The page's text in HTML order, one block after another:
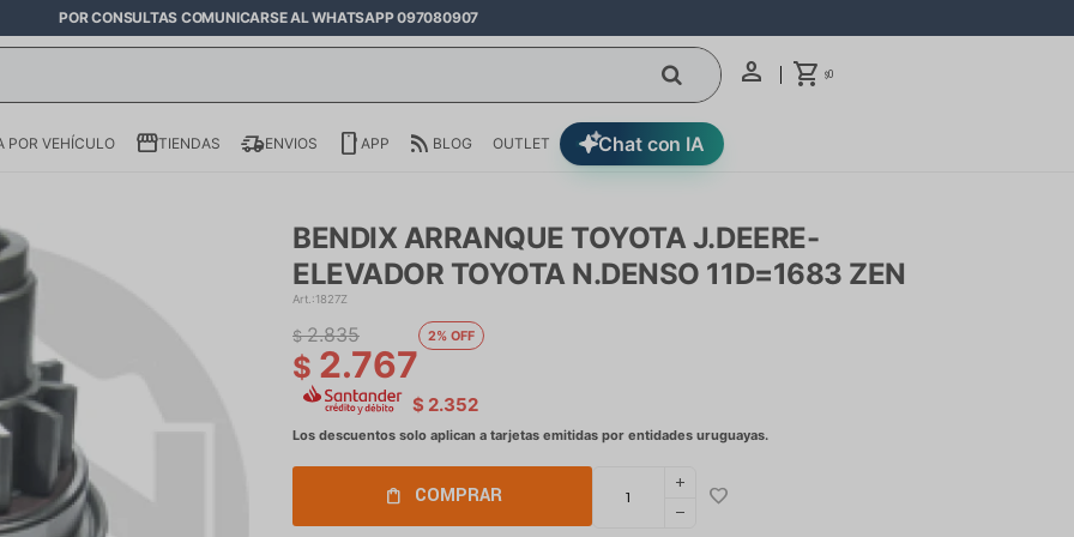
POR CONSULTAS COMUNICARSE AL WHATSAPP 097080907
$0
Chat con IA
POR VEHÍCULO TIENDAS ENVIOS APP BLOG OUTLET
BENDIX ARRANQUE TOYOTA J.DEERE-
ELEVADOR TOYOTA N.DENSO 11D=1683 ZEN
1827Z
$ 2.767
$ 2.835 2
$ 2.352
COMPRAR
add
remove